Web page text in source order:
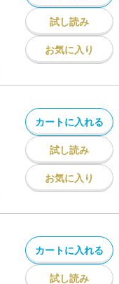
試し読み
お気に入り
カートに入れる
試し読み
お気に入り
カートに入れる
試し読み